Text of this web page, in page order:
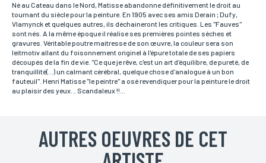
vous pouvez nous laisser vos nom et prénom.
Prénom*
Si vous souhaitez recevoir une réponse personnalisée,
vous pouvez nous laisser vos nom et prénom.
Né au Cateau dans le Nord, Matisse abandonne définitivement le droit au
tournant du siècle pour la peinture. En 1905 avec ses amis Derain ; Dufy,
Vlamynck et quelques autres, ils déchaineront les critiques. Les "Fauves"
sont nés. A la même époque il réalise ses premières pointes sèches et
gravures. Véritable poutre maitresse de son œuvre, la couleur sera son
leitmotiv allant du foisonnement originel à l'épure totale de ses papiers
découpés de la fin de vie. "Ce que je rêve, c'est un art d'équilibre, de pureté, de
tranquillité(...) un calmant cérébral, quelque chose d'analogue à un bon
fauteuil". Henri Matisse "le peintre" a osé revendiquer pour la peinture le droit
au plaisir des yeux... Scandaleux !!...
AUTRES OEUVRES DE CET